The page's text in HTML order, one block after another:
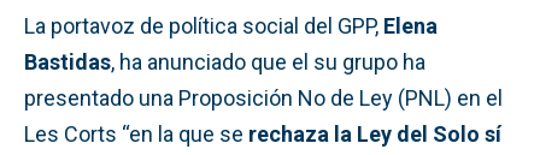
La portavoz de política social del GPP, Elena
Bastidas, ha anunciado que el su grupo ha
presentado una Proposición No de Ley (PNL) en el
Les Corts “en la que se rechaza la Ley del Solo sí